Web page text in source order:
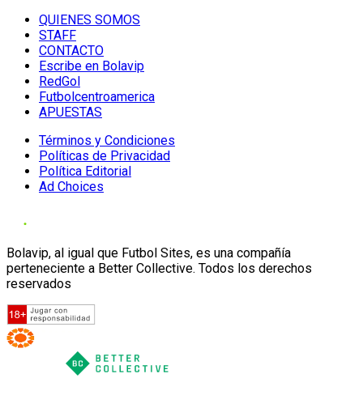
QUIENES SOMOS
STAFF
CONTACTO
Escribe en Bolavip
RedGol
Futbolcentroamerica
APUESTAS
Términos y Condiciones
Políticas de Privacidad
Política Editorial
Ad Choices
Bolavip, al igual que Futbol Sites, es una compañía
perteneciente a Better Collective. Todos los derechos
reservados